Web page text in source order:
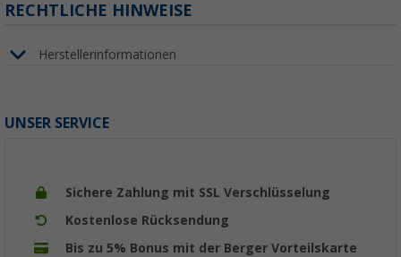
RECHTLICHE HINWEISE
Herstellerinformationen
UNSER SERVICE
Sichere Zahlung mit SSL Verschlüsselung
Kostenlose Rücksendung
Bis zu 5% Bonus mit der Berger Vorteilskarte